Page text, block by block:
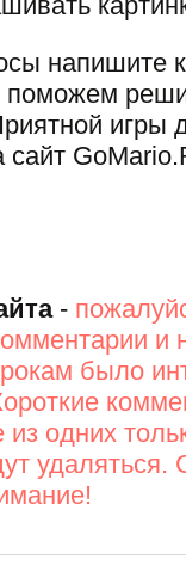
напишите
игры
сайт
-
и
было
одних
удаляться.